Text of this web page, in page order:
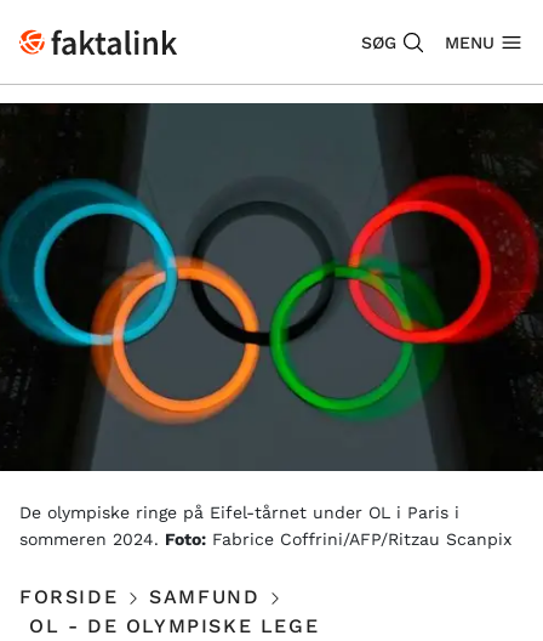
SØG MENU
De olympiske ringe på Eifel-tårnet under OL i Paris i
sommeren 2024. Foto: Fabrice Coffrini/AFP/Ritzau Scanpix
FORSIDE
SAMFUND
OL - DE OLYMPISKE LEGE